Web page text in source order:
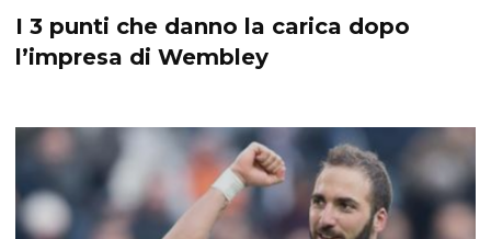
I 3 punti che danno la carica dopo
l’impresa di Wembley